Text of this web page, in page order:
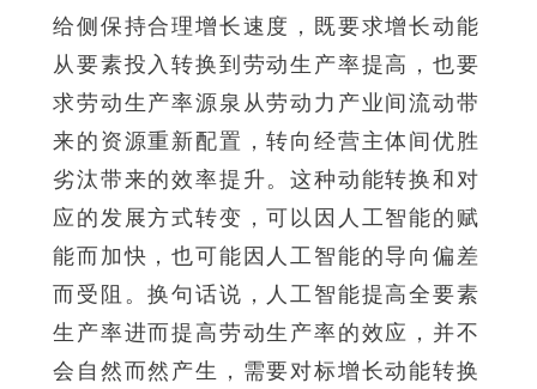
给侧保持合理增长速度，既要求增长动能
从要素投入转换到劳动生产率提高，也要
求劳动生产率源泉从劳动力产业间流动带
来的资源重新配置，转向经营主体间优胜
劣汰带来的效率提升。这种动能转换和对
应的发展方式转变，可以因人工智能的赋
能而加快，也可能因人工智能的导向偏差
而受阻。换句话说，人工智能提高全要素
生产率进而提高劳动生产率的效应，并不
会自然而然产生，需要对标增长动能转换